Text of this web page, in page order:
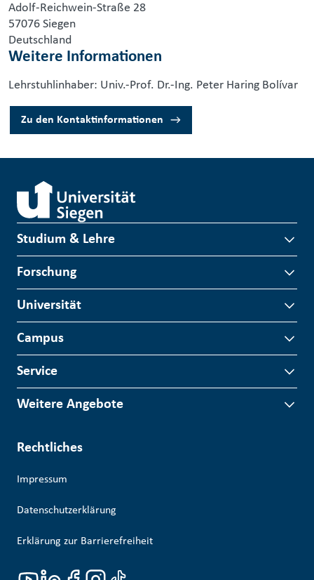
Adolf-Reichwein-Straße 28
57076 Siegen
Deutschland
Weitere Informationen
Lehrstuhlinhaber: Univ.-Prof. Dr.-Ing. Peter Haring Bolívar
Zu den Kontaktinformationen
Studium & Lehre
Forschung
Universität
Campus
Service
Weitere Angebote
Rechtliches
Impressum
Datenschutzerklärung
Erklärung zur Barrierefreiheit